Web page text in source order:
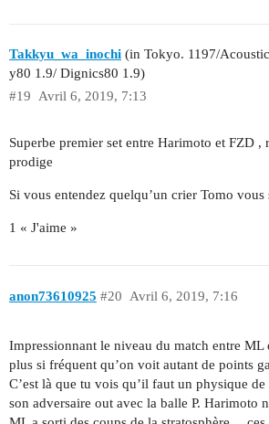
Takkyu_wa_inochi (in Tokyo. 1197/
y80 1.9/ Dignics80 1.9)
Avril 6, 2019, 7:13
#19
Superbe premier set entre Harimoto et FZD ,
prodige
Si vous entendez quelqu’un crier Tomo
1 « J'aime »
anon73610925 Avril 6, 2019, 7:16
#20
Impressionnant le niveau du match entre ML
plus si fréquent qu’on voit autant de points
C’est là que tu vois qu’il faut un physique
son adversaire out avec la balle P. Harimoto